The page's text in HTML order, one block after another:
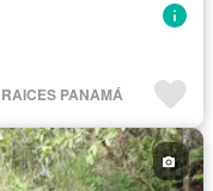
PANAMÁ